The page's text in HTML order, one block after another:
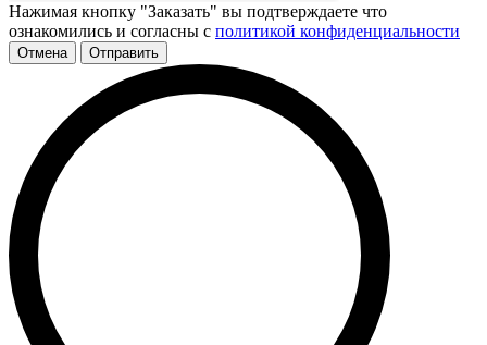
Нажимая кнопку "Заказать" вы подтверждаете что
ознакомились и согласны с политикой конфиденциальности
Отмена Отправить